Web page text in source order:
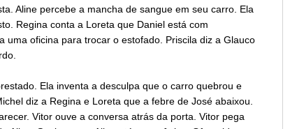
Aline percebe a mancha de sangue em seu carro. Ela
Regina conta a Loreta que Daniel está com
uma oficina para trocar o estofado. Priscila diz a Glauco
Ela inventa a desculpa que o carro quebrou e
diz a Regina e Loreta que a febre de José abaixou.
Vitor ouve a conversa atrás da porta. Vitor pega